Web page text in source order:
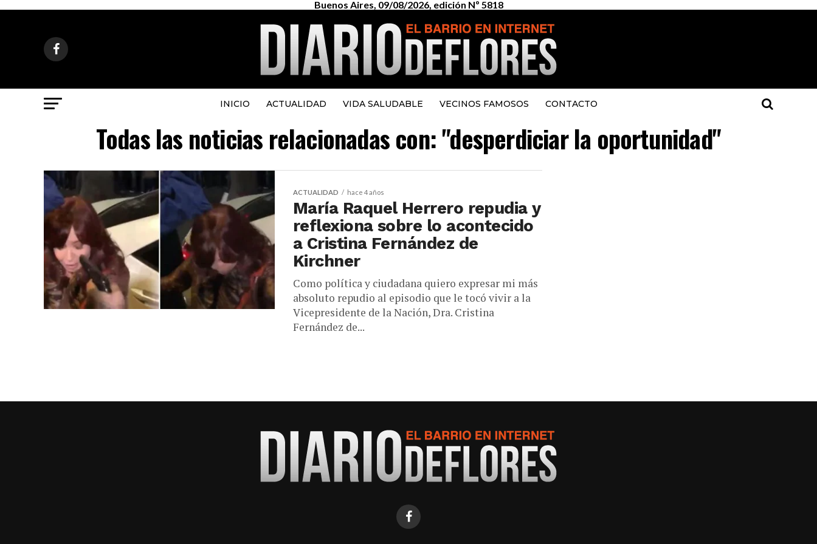
Buenos Aires, 09/08/2026, edición Nº 5818
INICIO ACTUALIDAD VIDA SALUDABLE VECINOS FAMOSOS CONTACTO
Todas las noticias relacionadas con: "desperdiciar la oportunidad"
ACTUALIDAD hace 4 años
María Raquel Herrero repudia y
reflexiona sobre lo acontecido
a Cristina Fernández de
Kirchner
Como política y ciudadana quiero expresar mi más
absoluto repudio al episodio que le tocó vivir a la
Vicepresidente de la Nación, Dra. Cristina
Fernández de...